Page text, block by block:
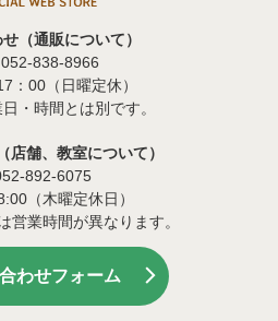
（通販について）
838-8966
：00（日曜定休）
・時間とは別です。
店舗、教室について）
892-6075
（木曜定休日）
営業時間が異なります。
わせフォーム